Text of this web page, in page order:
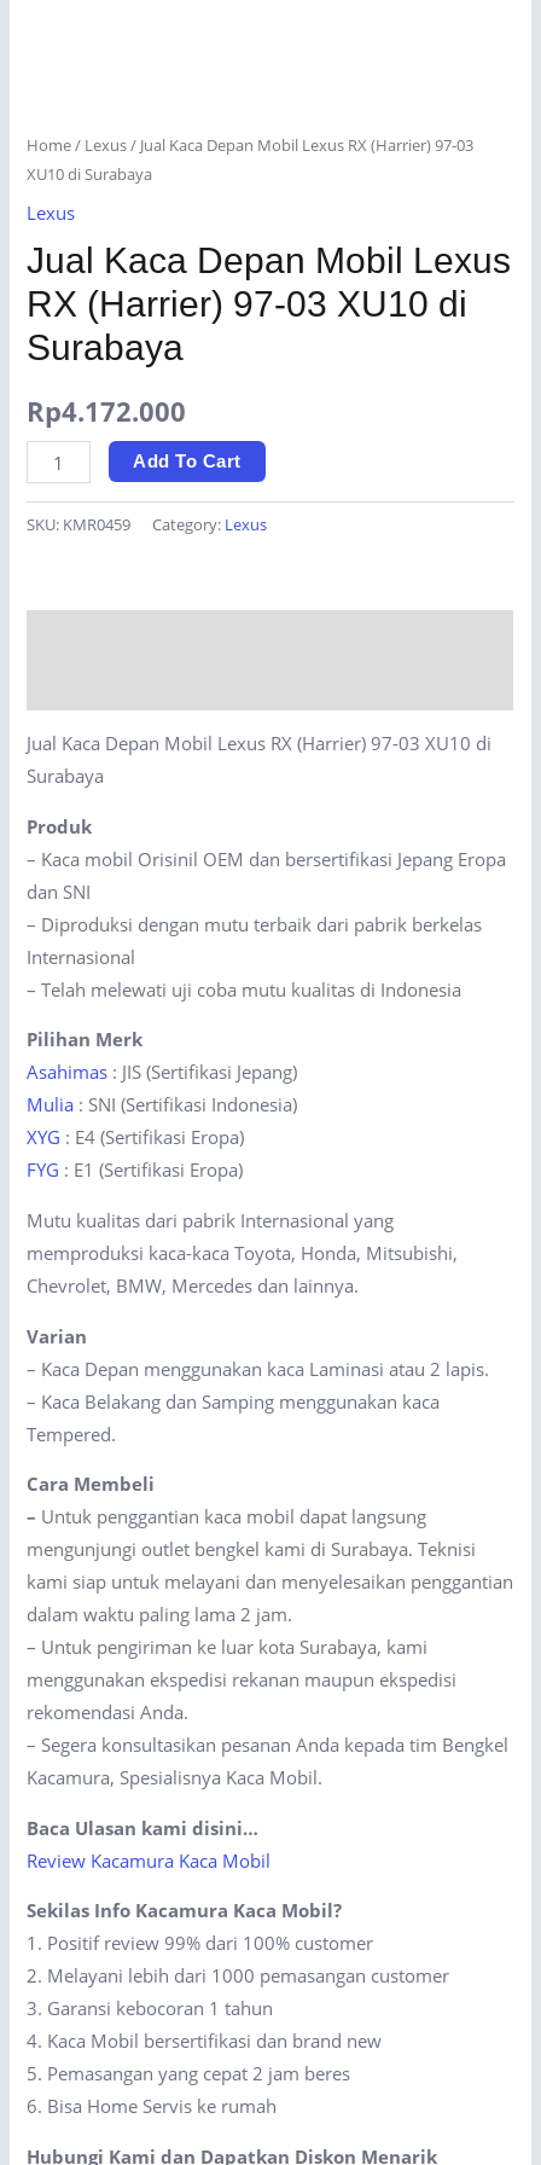
Home/ Lexus/ Jual Kaca Depan Mobil Lexus RX (Harrier) 97-03
XU10 di Surabaya
Lexus
Jual Kaca Depan Mobil Lexus
RX (Harrier) 97-03 XU10 di
Surabaya
Rp4.172.000
Jual
Kaca
Depan
03
XU10
di
Surabaya
quantity
Add To Cart
SKU: KMR0459 Category: Lexus
Jual Kaca Depan Mobil Lexus RX (Harrier) 97-03 XU10 di
Surabaya
Produk
– Kaca mobil Orisinil OEM dan bersertifikasi Jepang Eropa
dan SNI
– Diproduksi dengan mutu terbaik dari pabrik berkelas
Internasional
– Telah melewati uji coba mutu kualitas di Indonesia
Pilihan Merk
Asahimas : JIS (Sertifikasi Jepang)
Mulia : SNI (Sertifikasi Indonesia)
XYG : E4 (Sertifikasi Eropa)
FYG : E1 (Sertifikasi Eropa)
Mutu kualitas dari pabrik Internasional yang
memproduksi kaca-kaca Toyota, Honda, Mitsubishi,
Chevrolet, BMW, Mercedes dan lainnya.
Varian
– Kaca Depan menggunakan kaca Laminasi atau 2 lapis.
– Kaca Belakang dan Samping menggunakan kaca
Tempered.
Cara Membeli
– Untuk penggantian kaca mobil dapat langsung
mengunjungi outlet bengkel kami di Surabaya. Teknisi
kami siap untuk melayani dan menyelesaikan penggantian
dalam waktu paling lama 2 jam.
– Untuk pengiriman ke luar kota Surabaya, kami
menggunakan ekspedisi rekanan maupun ekspedisi
rekomendasi Anda.
– Segera konsultasikan pesanan Anda kepada tim Bengkel
Kacamura, Spesialisnya Kaca Mobil.
Baca Ulasan kami disini…
Review Kacamura Kaca Mobil
Sekilas Info Kacamura Kaca Mobil?
1. Positif review 99% dari 100% customer
2. Melayani lebih dari 1000 pemasangan customer
3. Garansi kebocoran 1 tahun
4. Kaca Mobil bersertifikasi dan brand new
5. Pemasangan yang cepat 2 jam beres
6. Bisa Home Servis ke rumah
Hubungi Kami dan Dapatkan Diskon Menarik